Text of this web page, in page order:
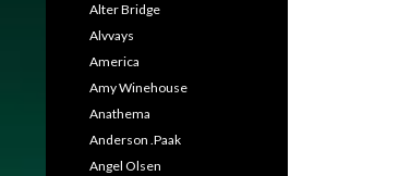
Alter Bridge
Alvvays
America
Amy Winehouse
Anathema
Anderson .Paak
Angel Olsen